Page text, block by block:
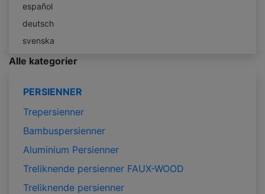
español
deutsch
svenska
Alle kategorier
PERSIENNER
Trepersienner
Bambuspersienner
Aluminium Persienner
Treliknende persienner FAUX-WOOD
Treliknende persienner